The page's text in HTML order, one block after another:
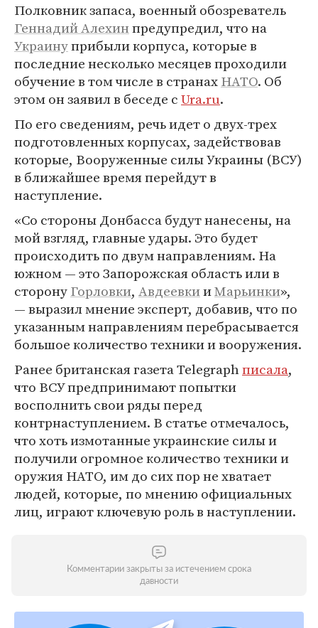
Полковник запаса, военный обозреватель
Геннадий Алехинпредупредил, что на
Украинуприбыли корпуса, которые в
последние несколько месяцев проходили
обучение в том числе в странахНАТО. Об
этом он заявил в беседе сUra.ru.
По его сведениям, речь идет о двух-трех
подготовленных корпусах, задействовав
которые, Вооруженные силы Украины (ВСУ)
в ближайшее время перейдут в
наступление.
«Со стороны Донбасса будут нанесены, на
мой взгляд, главные удары. Это будет
происходить по двум направлениям. На
южном — это Запорожская область или в
сторонуГорловки, АвдеевкииМарьинки»,
— выразил мнение эксперт, добавив, что по
указанным направлениям перебрасывается
большое количество техники и вооружения.
Ранее британская газета Telegraphписала,
что ВСУ предпринимают попытки
восполнить свои ряды перед
контрнаступлением. В статье отмечалось,
что хоть измотанные украинские силы и
получили огромное количество техники и
оружия НАТО, им до сих пор не хватает
людей, которые, по мнению официальных
лиц, играют ключевую роль в наступлении.
Комментарии закрыты за истечением срока
давности